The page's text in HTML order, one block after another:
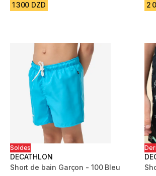
1 300 DZD 2
Soldes
DECATHLON
Short de bain Garçon - 100 Bleu